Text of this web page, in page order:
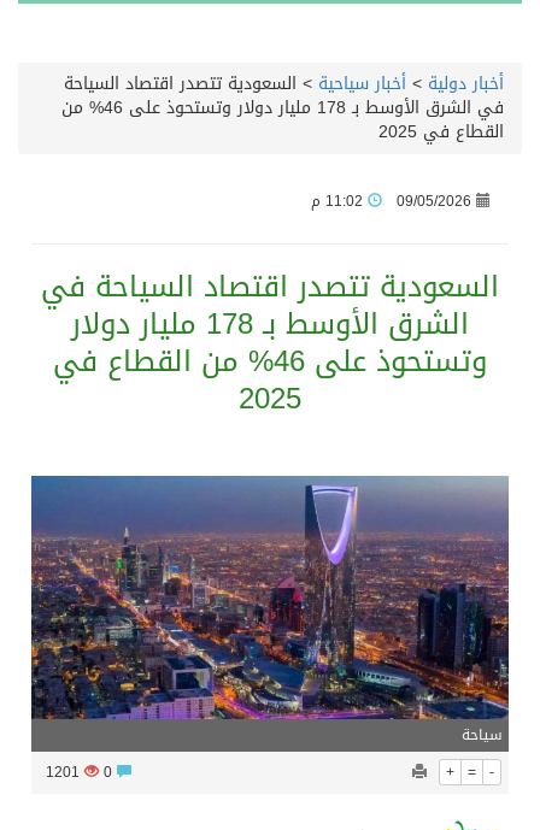
الرئيس عبد الفتاح السيسى يستقبل ملك البحرين
تشغيل قطاري 809 / 810 علي خط( شربين / قلين ) بكامل بجمهورية مصر العربيةجداولها خلال يومي 6 – 7 أغسطس الجاري
مركز الملك سلمان للإغاثة يضع حجر الأساس لمشروع بناء وإعادة تأهيل 13 مدرسة في محافظتي لحج والضالع
أخبار دولية >أخبار سياحية > السعودية تتصدر اقتصاد السياحة
في الشرق الأوسط بـ 178 مليار دولار وتستحوذ على 46% من
القطاع في 2025
09/05/2026
السعودية تتصدر اقتصاد السياحة في
الشرق الأوسط بـ 178 مليار دولار
وتستحوذ على 46% من القطاع في
2025
سياحة
+ = -
1201